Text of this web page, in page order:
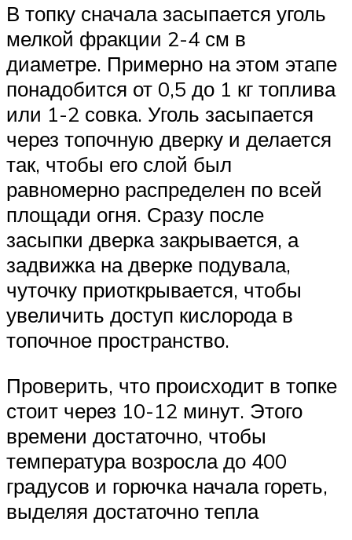
В топку сначала засыпается уголь
мелкой фракции 2-4 см в
диаметре. Примерно на этом этапе
понадобится от 0,5 до 1 кг топлива
или 1-2 совка. Уголь засыпается
через топочную дверку и делается
так, чтобы его слой был
равномерно распределен по всей
площади огня. Сразу после
засыпки дверка закрывается, а
задвижка на дверке подувала,
чуточку приоткрывается, чтобы
увеличить доступ кислорода в
топочное пространство.
Проверить, что происходит в топке
стоит через 10-12 минут. Этого
времени достаточно, чтобы
температура возросла до 400
градусов и горючка начала гореть,
выделяя достаточно тепла